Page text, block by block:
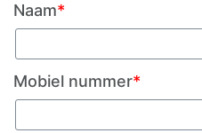
Naam*
Mobiel nummer*